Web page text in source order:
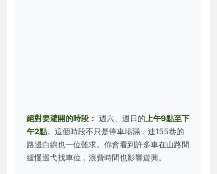
絕對要避開的時段： 週六、週日的 上午9點至下
午2點。這個時段不只是停車場滿，連155巷的
路邊白線也一位難求。你會看到許多車在山路間
緩慢巡弋找車位，浪費時間也影響遊興。